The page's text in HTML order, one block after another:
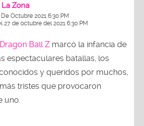
Zona
Octubre 2021 6:30 PM
27 de octubre del 2021 6:30 PM
Dragon Ball Z marcó la infancia de
espectaculares batallas, los
y queridos por muchos,
tristes que provocaron
uno.